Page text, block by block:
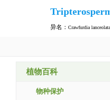
异名： Crawfurdia lanceolata
植物百科
物种保护